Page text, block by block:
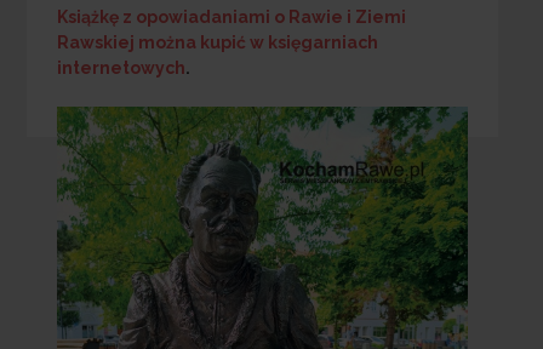
Książkę z opowiadaniami o Rawie i Ziemi
Rawskiej można kupić w księgarniach
internetowych.